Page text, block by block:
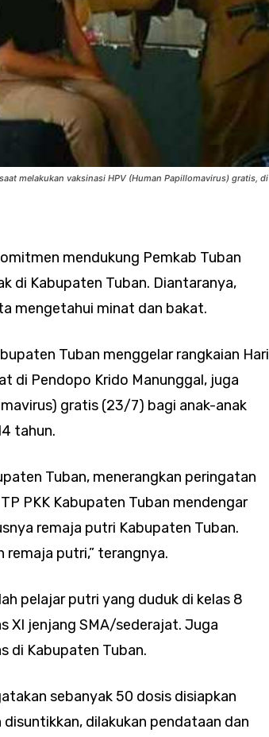
melakukan vaksinasi HPV (Human Papillomavirus) gratis, di
mendukung Pemkab Tuban
di Kabupaten Tuban. Diantaranya,
mengetahui minat dan bakat.
Tuban menggelar rangkaian Hari
di Pendopo Krido Manunggal, juga
gratis (23/7) bagi anak-anak
tahun.
Tuban, menerangkan peringatan
PKK Kabupaten Tuban mendengar
remaja putri Kabupaten Tuban.
remaja putri,” terangnya.
pelajar putri yang duduk di kelas 8
XI jenjang SMA/sederajat. Juga
di Kabupaten Tuban.
sebanyak 50 dosis disiapkan
dilakukan pendataan dan